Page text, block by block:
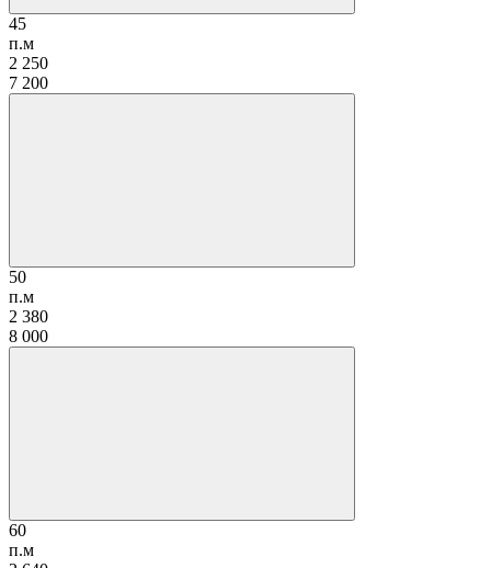
45
п.м
2 250
7 200
50
п.м
2 380
8 000
60
п.м